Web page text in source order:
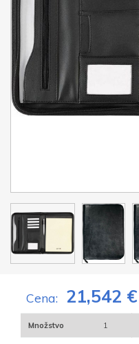
Cena: 21,542 €
Množstvo 1